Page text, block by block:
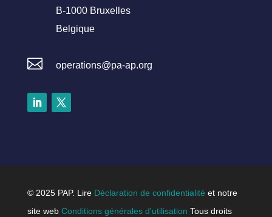
B-1000 Bruxelles
Belgique
 operations@pa-ap.org
© 2025 PAP. Lire Déclaration de confidentialité et notre
site web Conditions générales d'utilisation Tous droits